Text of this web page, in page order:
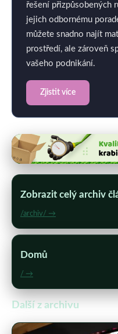
řešení přizpůsobených
jejich odbornému
můžete snadno najít
prostředí, ale zároveň
vašeho podnikání.
Zjistit více
Zobrazit celý archiv
/archiv/ →
Domů
/ →
Další z archivu